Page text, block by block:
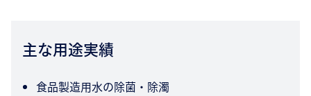
主な用途実績
食品製造用水の除菌・除濁